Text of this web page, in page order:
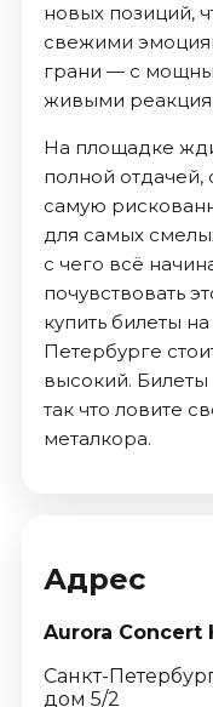
новых позиций,
свежими
грани — с
живыми
На площадке
полной
самую
для самых
с чего всё
почувствовать
купить билеты
Петербурге
высокий.
так что ловите
металкора.
Адрес
Aurora Concert
Санкт-
дом 5/2